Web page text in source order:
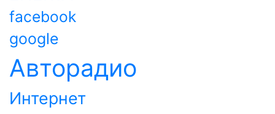
facebook
google
Авторадио
Интернет